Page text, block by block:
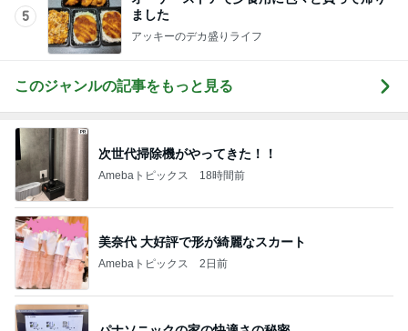
5
ました
アッキーのデカ盛りライフ
このジャンルの記事をもっと見る
次世代掃除機がやってきた！！
Amebaトピックス 18時間前
美奈代 大好評で形が綺麗なスカート
Amebaトピックス 2日前